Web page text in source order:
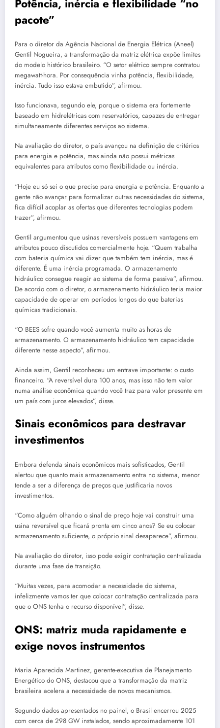
Potência, inércia e flexibilidade “no
pacote”
Para o diretor da Agência Nacional de Energia Elétrica (Aneel)
Gentil Nogueira, a transformação da matriz elétrica expõe limites
do modelo histórico brasileiro. “O setor elétrico sempre contratou
megawatt-hora. Por consequência vinha potência, flexibilidade,
inércia. Tudo isso estava embutido”, afirmou.
Isso funcionava, segundo ele, porque o sistema era fortemente
baseado em hidrelétricas com reservatórios, capazes de entregar
simultaneamente diferentes serviços ao sistema.
Na avaliação do diretor, o país avançou na definição de critérios
para energia e potência, mas ainda não possui métricas
equivalentes para atributos como flexibilidade ou inércia.
“Hoje eu só sei o que preciso para energia e potência. Enquanto a
gente não avançar para formalizar outras necessidades do sistema,
fica difícil acoplar as ofertas que diferentes tecnologias podem
trazer”, afirmou.
Gentil argumentou que usinas reversíveis possuem vantagens em
atributos pouco discutidos comercialmente hoje. “Quem trabalha
com bateria química vai dizer que também tem inércia, mas é
diferente. É uma inércia programada. O armazenamento
hidráulico consegue reagir ao sistema de forma passiva”, afirmou.
De acordo com o diretor, o armazenamento hidráulico teria maior
capacidade de operar em períodos longos do que baterias
químicas tradicionais.
“O BEES sofre quando você aumenta muito as horas de
armazenamento. O armazenamento hidráulico tem capacidade
diferente nesse aspecto”, afirmou.
Ainda assim, Gentil reconheceu um entrave importante: o custo
financeiro. “A reversível dura 100 anos, mas isso não tem valor
numa análise econômica quando você traz para valor presente em
um país com juros elevados”, disse.
Sinais econômicos para destravar
investimentos
Embora defenda sinais econômicos mais sofisticados, Gentil
alertou que quanto mais armazenamento entra no sistema, menor
tende a ser a diferença de preços que justificaria novos
investimentos.
“Como alguém olhando o sinal de preço hoje vai construir uma
usina reversível que ficará pronta em cinco anos? Se eu colocar
armazenamento suficiente, o próprio sinal desaparece”, afirmou.
Na avaliação do diretor, isso pode exigir contratação centralizada
durante uma fase de transição.
“Muitas vezes, para acomodar a necessidade do sistema,
infelizmente vamos ter que colocar contratação centralizada para
que o ONS tenha o recurso disponível”, disse.
ONS: matriz muda rapidamente e
exige novos instrumentos
Maria Aparecida Martinez, gerente-executiva de Planejamento
Energético do ONS, destacou que a transformação da matriz
brasileira acelera a necessidade de novos mecanismos.
Segundo dados apresentados no painel, o Brasil encerrou 2025
com cerca de 298 GW instalados, sendo aproximadamente 101